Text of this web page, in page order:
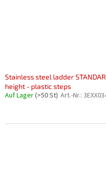
Stainless steel ladder
height - plastic steps
Auf Lager(>50 St) Art.-Nr.: